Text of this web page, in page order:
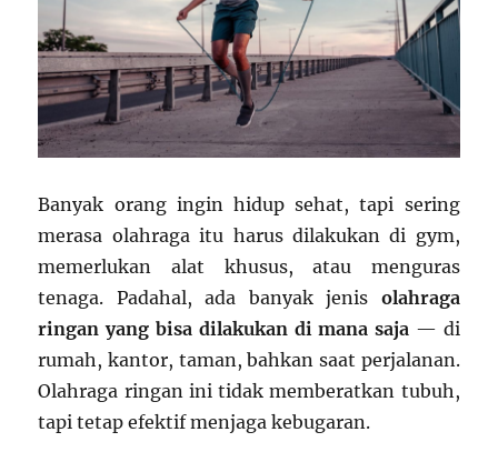
Banyak orang ingin hidup sehat, tapi sering
merasa olahraga itu harus dilakukan di gym,
memerlukan alat khusus, atau menguras
tenaga. Padahal, ada banyak jenis olahraga
ringan yang bisa dilakukan di mana saja — di
rumah, kantor, taman, bahkan saat perjalanan.
Olahraga ringan ini tidak memberatkan tubuh,
tapi tetap efektif menjaga kebugaran.